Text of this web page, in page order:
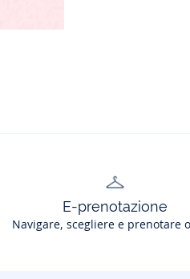
E-prenotazione
Navigare, scegliere e prenotare